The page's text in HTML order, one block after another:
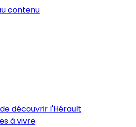
contenu
découvrir l'Hérault
à vivre